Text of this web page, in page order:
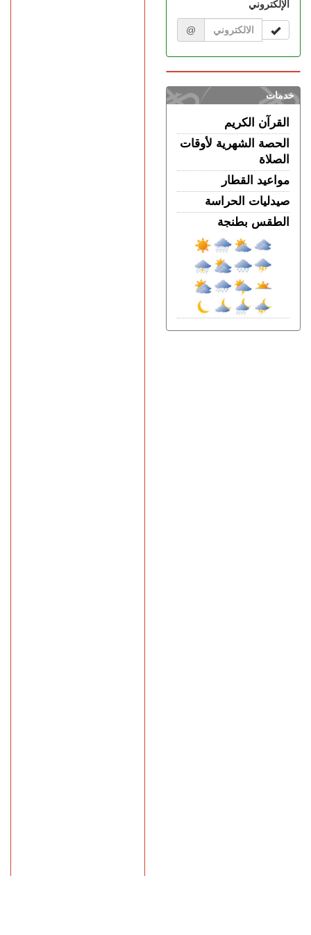
يواجه موجة حر
الإلكتروني
@
خدمات
القرآن الكريم
الحصة الشهرية لأوقات
الصلاة
مواعيد القطار
صيدليات الحراسة
الطقس بطنجة